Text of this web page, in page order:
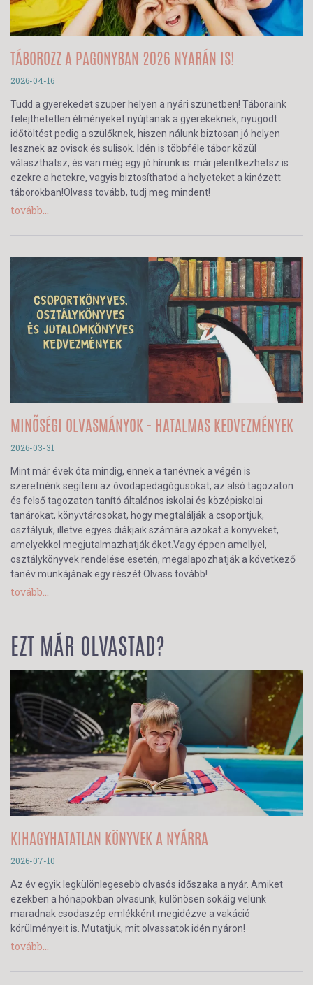
TÁBOROZZ A PAGONYBAN 2026 NYARÁN IS!
2026-04-16
Tudd a gyerekedet szuper helyen a nyári szünetben! Táboraink
felejthetetlen élményeket nyújtanak a gyerekeknek, nyugodt
időtöltést pedig a szülőknek, hiszen nálunk biztosan jó helyen
lesznek az ovisok és sulisok. Idén is többféle tábor közül
választhatsz, és van még egy jó hírünk is: már jelentkezhetsz is
ezekre a hetekre, vagyis biztosíthatod a helyeteket a kinézett
táborokban!Olvass tovább, tudj meg mindent!
tovább...
MINŐSÉGI OLVASMÁNYOK - HATALMAS KEDVEZMÉNYEK
2026-03-31
Mint már évek óta mindig, ennek a tanévnek a végén is
szeretnénk segíteni az óvodapedagógusokat, az alsó tagozaton
és felső tagozaton tanító általános iskolai és középiskolai
tanárokat, könyvtárosokat, hogy megtalálják a csoportjuk,
osztályuk, illetve egyes diákjaik számára azokat a könyveket,
amelyekkel megjutalmazhatják őket.Vagy éppen amellyel,
osztálykönyvek rendelése esetén, megalapozhatják a következő
tanév munkájának egy részét.Olvass tovább!
tovább...
EZT MÁR OLVASTAD?
KIHAGYHATATLAN KÖNYVEK A NYÁRRA
2026-07-10
Az év egyik legkülönlegesebb olvasós időszaka a nyár. Amiket
ezekben a hónapokban olvasunk, különösen sokáig velünk
maradnak csodaszép emlékként megidézve a vakáció
körülményeit is. Mutatjuk, mit olvassatok idén nyáron!
tovább...